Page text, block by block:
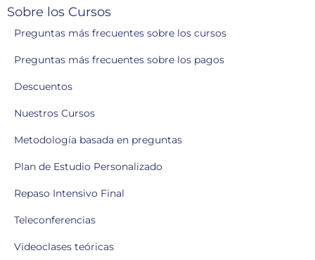
Sobre los Cursos
Preguntas más frecuentes sobre los cursos
Preguntas más frecuentes sobre los pagos
Descuentos
Nuestros Cursos
Metodología basada en preguntas
Plan de Estudio Personalizado
Repaso Intensivo Final
Teleconferencias
Videoclases teóricas